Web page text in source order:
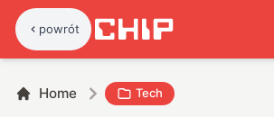
powrót
Home Tech